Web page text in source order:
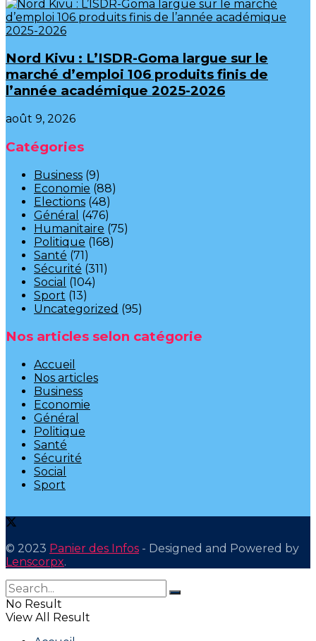
Nord Kivu : L’ISDR-Goma largue sur le
marché d’emploi 106 produits finis de
l’année académique 2025-2026
août 9, 2026
Catégories
Business (9)
Economie (88)
Elections (48)
Général (476)
Humanitaire (75)
Politique (168)
Santé (71)
Sécurité (311)
Social (104)
Sport (13)
Uncategorized (95)
Nos articles selon catégorie
Accueil
Nos articles
Business
Economie
Général
Politique
Santé
Sécurité
Social
Sport
© 2023 Panier des Infos - Designed and Powered by
Lenscorpx.
No Result
View All Result